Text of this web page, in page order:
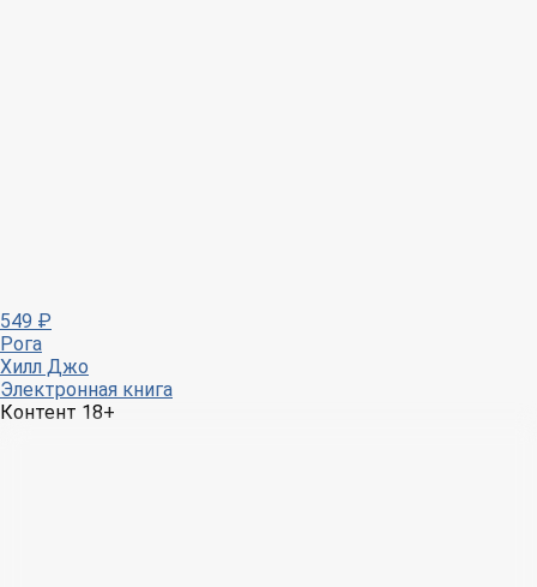
549 ₽
Рога
Хилл Джо
Электронная книга
Контент 18+